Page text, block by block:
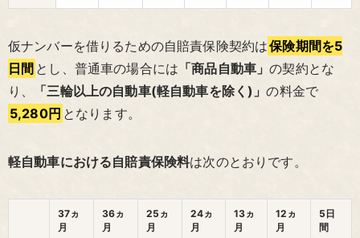
仮ナンバーを借りるための自賠責保険契約は保険期間を5
日間 とし、普通車の場合には 「商品自動車」の契約とな
り、
「三輪以上の自動車(軽自動車を除く)」の料金で
5,280円 となります。
軽自動車における自賠責保険料は次のとおりです。
37ヵ
月
36ヵ
月
25ヵ
月
24ヵ
月
13ヵ
月
12ヵ
月
5日
間